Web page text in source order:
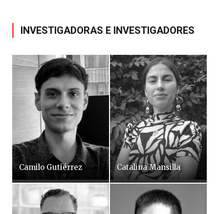
INVESTIGADORAS E INVESTIGADORES
Camilo Gutiérrez Catalina Mansilla